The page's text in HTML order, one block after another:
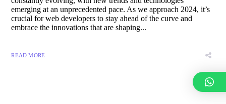
emerging at an unprecedented pace. As we approach 2024, it’s
crucial for web developers to stay ahead of the curve and
embrace the innovations that are shaping...
READ MORE